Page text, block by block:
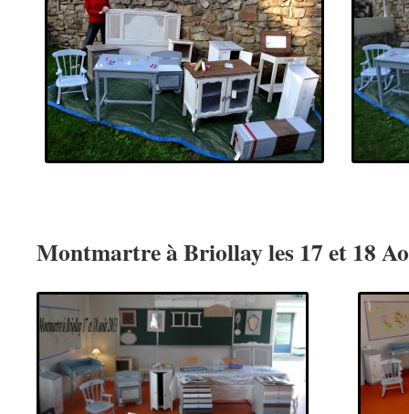
Montmartre à Briollay les 17 et 18